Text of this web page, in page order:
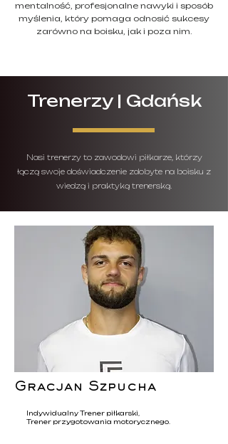
mentalność, profesjonalne nawyki i sposób
myślenia, który pomaga odnosić sukcesy
zarówno na boisku, jak i poza nim.
Trenerzy | Gdańsk
Nasi trenerzy to zawodowi piłkarze, którzy
łączą swoje doświadczenie zdobyte na boisku z
wiedzą i praktyką trenerską.
Gracjan Szpucha
Indywidualny Trener piłkarski,
Trener przygotowania motorycznego.